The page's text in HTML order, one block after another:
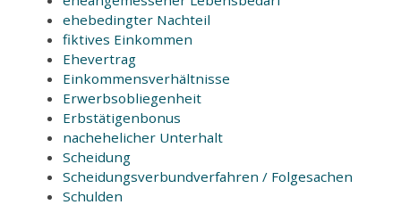
ehebedingter Nachteil
fiktives Einkommen
Ehevertrag
Einkommensverhältnisse
Erwerbsobliegenheit
Erbstätigenbonus
nachehelicher Unterhalt
Scheidung
Scheidungsverbundverfahren / Folgesachen
Schulden